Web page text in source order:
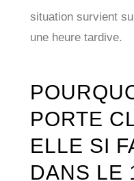
situation survient
une heure tardive.
PORTE
ELLE SI
DANS LE